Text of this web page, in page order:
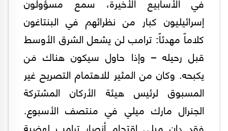
إسرائيليون كبار من نظرائهم في البنتاغون
كلاماً مهدئاً: ترامب لن يشعل الشرق الأوسط
قبل رحيله – وإذا حاول سيكون هناك مَن
يكبحه. وكان من المثير للاهتمام التصريح غير
المسبوق لرئيس هيئة الأركان المشتركة
الجنرال مارك ميلي في منتصف الأسبوع.
فقد دان ميلي اقتحام أنصار ترامب لهضبة